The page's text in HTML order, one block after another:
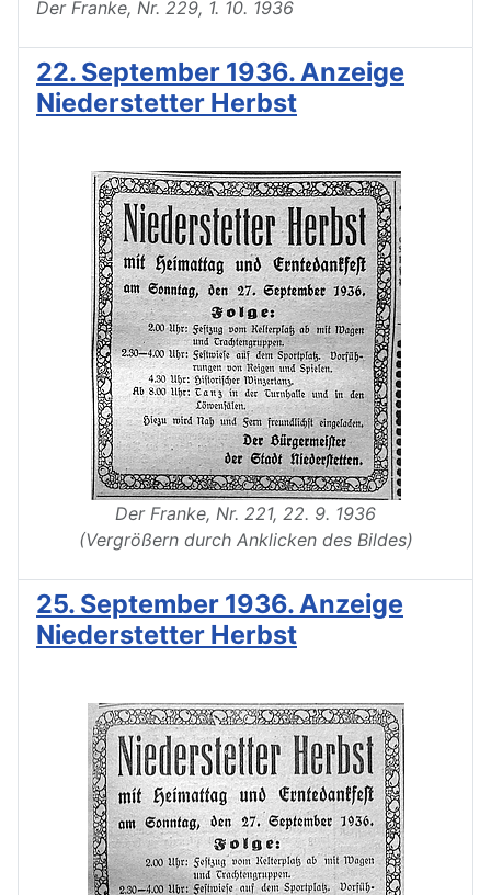
Der Franke, Nr. 229, 1. 10. 1936
22. September 1936. Anzeige
Niederstetter Herbst
Der Franke, Nr. 221, 22. 9. 1936
(Vergrößern durch Anklicken des Bildes)
25. September 1936. Anzeige
Niederstetter Herbst